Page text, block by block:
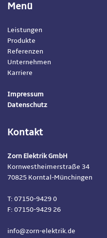
Menü
Leistungen
Produkte
Referenzen
Unternehmen
Karriere
Impressum
Datenschutz
Kontakt
Zorn Elektrik GmbH
Kornwestheimerstraße 34
70825 Korntal-Münchingen
T: 07150-9429 0
F: 07150-9429 26
info@zorn-elektrik.de